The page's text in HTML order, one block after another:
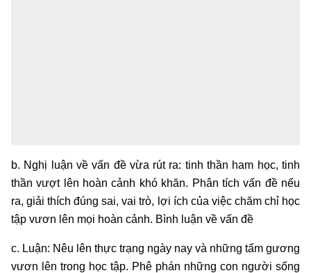
b. Nghị luận về vấn đề vừa rút ra: tinh thần ham học, tinh
thần vượt lên hoàn cảnh khó khăn. Phân tích vấn đề nếu
ra, giải thích đúng sai, vai trò, lợi ích của việc chăm chỉ học
tập vươn lên mọi hoàn cảnh. Bình luận về vấn đề
c. Luận: Nêu lên thực trạng ngày nay và những tấm gương
vươn lên trong học tập. Phê phán những con người sống